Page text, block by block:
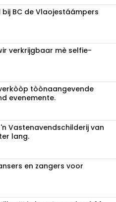
bij BC de Vlaojestáámpers
verkrijgbaar mè selfie-
tòònaangevende
evenemente.
Vastenavendschilderij van
lang.
en zangers voor